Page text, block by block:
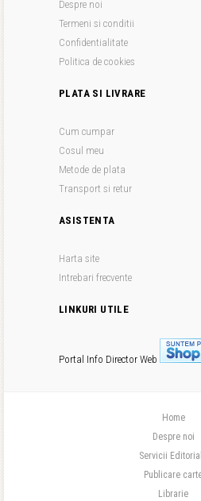
Despre noi
Termeni si conditii
Confidentialitate
Politica de cookies
PLATA SI LIVRARE
Cum cumpar
Cosul meu
Metode de plata
Transport si retur
ASISTENTA
Harta site
Intrebari frecvente
LINKURI UTILE
Portal Info Director Web
Home
Despre noi
Servicii
Publicare
Librarie